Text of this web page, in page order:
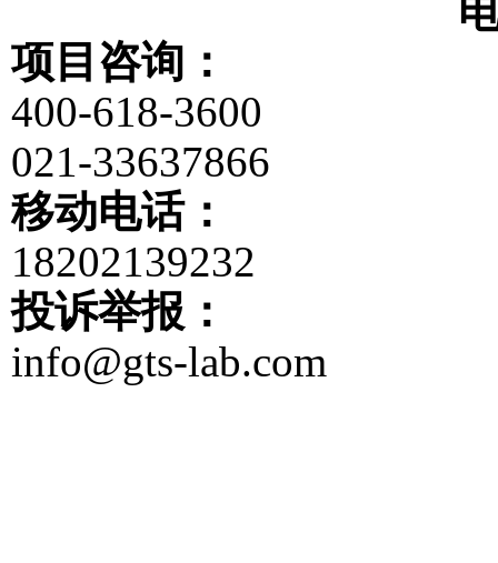
项目咨询：
400-618-3600
021-33637866
移动电话：
18202139232
投诉举报：
info@gts-lab.com